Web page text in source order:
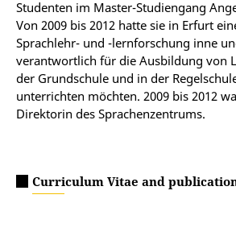
Studenten im Master-Studiengang
Von 2009 bis 2012 hatte sie in Erfurt
Sprachlehr- und -lernforschung inne
verantwortlich für die Ausbildung von
der Grundschule und in der
unterrichten möchten. 2009 bis 2012
Direktorin des Sprachenzentrums.
Curriculum Vitae and